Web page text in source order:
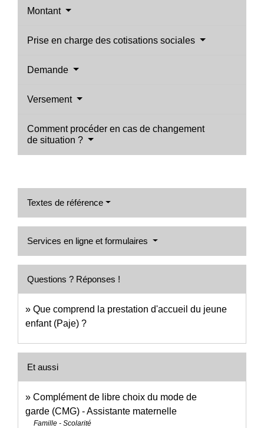
Montant
Prise en charge des cotisations sociales
Demande
Versement
Comment procéder en cas de changement
de situation ?
Textes de référence
Services en ligne et formulaires
Questions ? Réponses !
Que comprend la prestation d'accueil du jeune
enfant (Paje) ?
Et aussi
Complément de libre choix du mode de
garde (CMG) - Assistante maternelle
Famille - Scolarité